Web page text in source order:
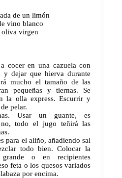
de un limón
vino blanco
oliva virgen
cocer en una cazuela con
dejar que hierva durante
mucho el tamaño de las
pequeñas y tiernas. Se
la olla express. Escurrir y
pelar.
Usar un guante, es
todo el jugo teñirá las
para el aliño, añadiendo sal
todo bien. Colocar la
o en recipientes
feta o los quesos variados
por encima.